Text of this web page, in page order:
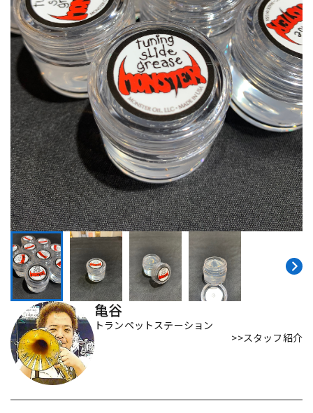
キーボード 電子ピアノ
管楽器 その他楽器
アンプ エフェクター
DJ機器 DTM
DTM オンライン納品
配信/ライブ機器 楽器アクセサリ
中古 ヴィンテージ
亀谷
トランペットステーション
>>スタッフ紹介